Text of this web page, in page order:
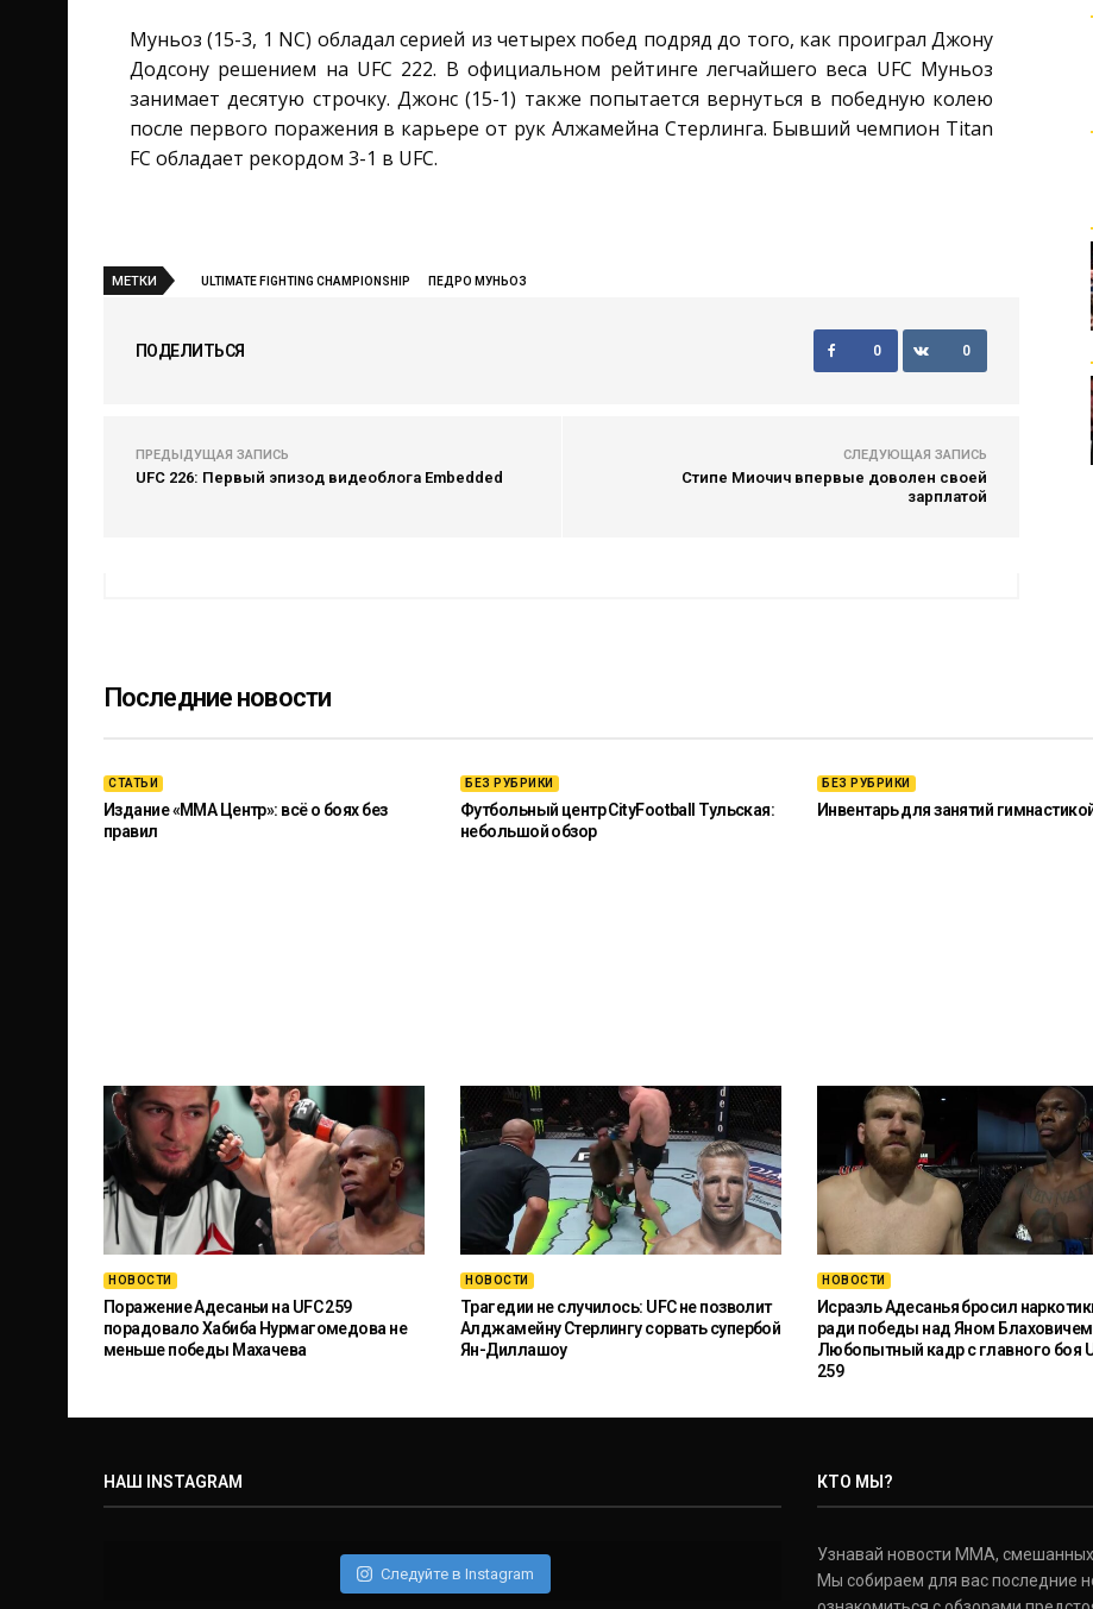
Муньоз (15-3, 1 NC) обладал серией из четырех побед подряд до того, как проиграл Джону
Додсону решением на UFC 222. В официальном рейтинге легчайшего веса UFC Муньоз
занимает десятую строчку. Джонс (15-1) также попытается вернуться в победную колею
после первого поражения в карьере от рук Алжамейна Стерлинга. Бывший чемпион Titan
FC обладает рекордом 3-1 в UFC.
МЕТКИ ULTIMATE FIGHTING CHAMPIONSHIP ПЕДРО МУНЬОЗ
ПОДЕЛИТЬСЯ 0 0
ПРЕДЫДУЩАЯ ЗАПИСЬ
UFC 226: Первый эпизод видеоблога Embedded
СЛЕДУЮЩАЯ ЗАПИСЬ
Стипе Миочич впервые доволен своей
зарплатой
Последние новости
СТАТЬИ
Издание «ММА Центр»: всё о боях без
правил
БЕЗ РУБРИКИ
Футбольный центр CityFootball Тульская:
небольшой обзор
БЕЗ РУБРИКИ
Инвентарь для занятий
НОВОСТИ
Поражение Адесаньи на UFC 259
порадовало Хабиба Нурмагомедова не
меньше победы Махачева
НОВОСТИ
Трагедии не случилось: UFC не позволит
Алджамейну Стерлингу сорвать супербой
Ян-Диллашоу
НОВОСТИ
Исраэль Адесанья бросил
ради победы над Яном
Любопытный кадр с главного боя
259
НАШ INSTAGRAM
Следуйте в Instagram
КТО МЫ?
Узнавай новости ММА, смешанных
Мы собираем для вас последние